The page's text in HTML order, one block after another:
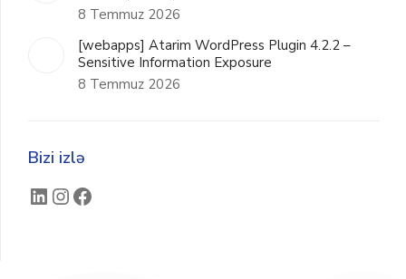
8 Temmuz 2026
[webapps] Atarim WordPress Plugin 4.2.2 –
Sensitive Information Exposure
8 Temmuz 2026
Bizi izlə